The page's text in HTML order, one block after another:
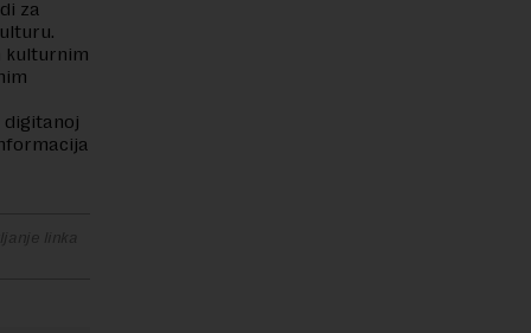
za
kulturnim
digitanoj
linka